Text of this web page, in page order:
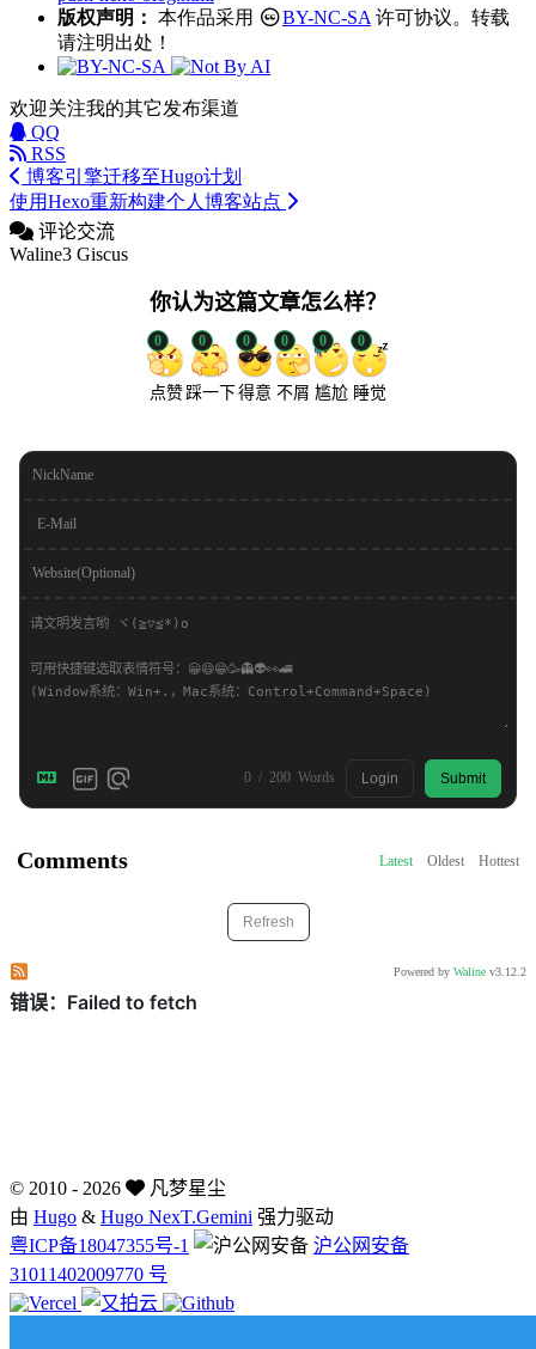
版权声明： 本作品采用 BY-NC-SA 许可协议。转载
请注明出处！
欢迎关注我的其它发布渠道
QQ
RSS
博客引擎迁移至Hugo计划
使用Hexo重新构建个人博客站点
评论交流
Waline3 Giscus
你认为这篇文章怎么样？
0
点赞
0
踩一下
0
得意
0
不屑
0
尴尬
0
睡觉
NickName
E-Mail
Website(Optional)
0 / 200 Words Login Submit
Comments Latest Oldest Hottest
Refresh
Powered by Waline v3.12.2
© 2010 - 2026
凡梦星尘
由 Hugo & Hugo NexT.Gemini 强力驱动
粤ICP备18047355号-1
沪公网安备
31011402009770 号